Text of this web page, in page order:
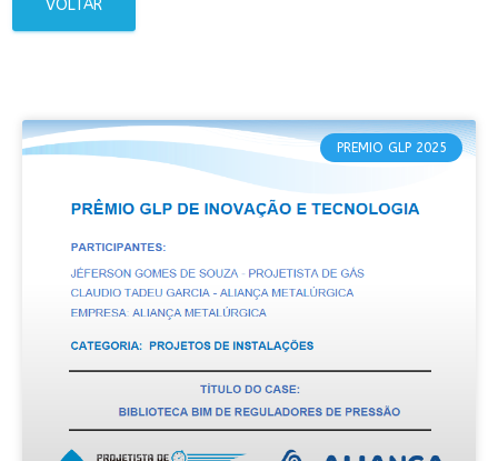
VOLTAR
PREMIO GLP 2025